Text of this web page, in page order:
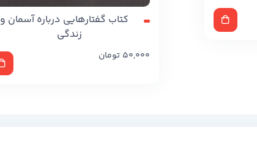
کتاب گفتارهایی درباره آسمان و
زندگی
50,000 تومان